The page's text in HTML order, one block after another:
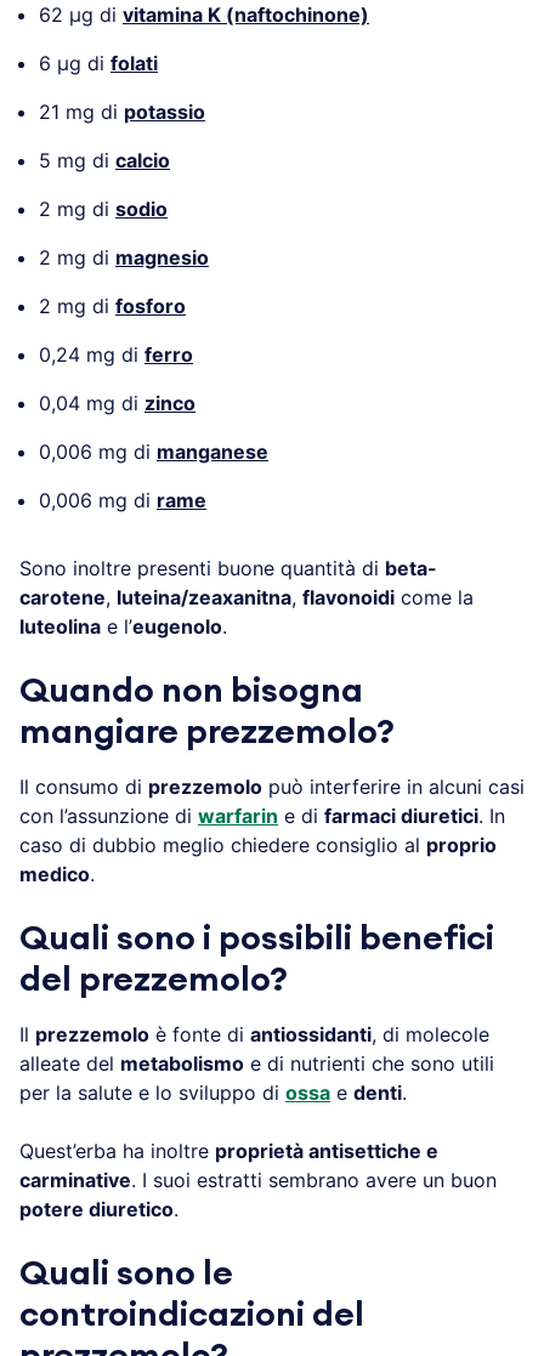
62 µg di vitamina K (naftochinone)
6 µg di folati
21 mg di potassio
5 mg di calcio
2 mg di sodio
2 mg di magnesio
2 mg di fosforo
0,24 mg di ferro
0,04 mg di zinco
0,006 mg di manganese
0,006 mg di rame
Sono inoltre presenti buone quantità di beta-
carotene, luteina/zeaxanitna, flavonoidi come la
luteolina e l’eugenolo.
Quando non bisogna
mangiare prezzemolo?
Il consumo di prezzemolo può interferire in alcuni casi
con l’assunzione di warfarin e di farmaci diuretici. In
caso di dubbio meglio chiedere consiglio al proprio
medico.
Quali sono i possibili benefici
del prezzemolo?
Il prezzemolo è fonte di antiossidanti, di molecole
alleate del metabolismo e di nutrienti che sono utili
per la salute e lo sviluppo di ossa e denti.
Quest’erba ha inoltre proprietà antisettiche e
carminative. I suoi estratti sembrano avere un buon
potere diuretico.
Quali sono le
controindicazioni del